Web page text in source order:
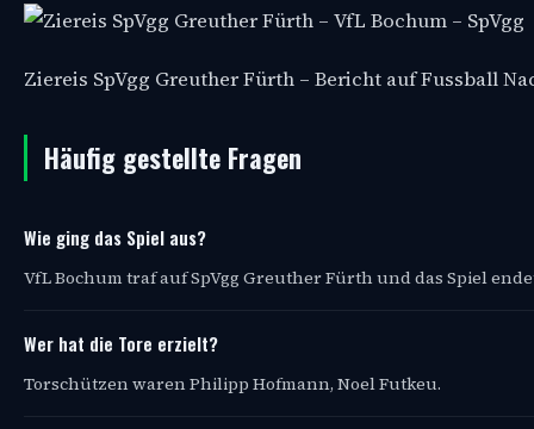
Ziereis SpVgg Greuther Fürth – Bericht auf Fussball
Häufig gestellte Fragen
Wie ging das Spiel aus?
VfL Bochum traf auf SpVgg Greuther Fürth und das Spiel
Wer hat die Tore erzielt?
Torschützen waren Philipp Hofmann, Noel Futkeu.